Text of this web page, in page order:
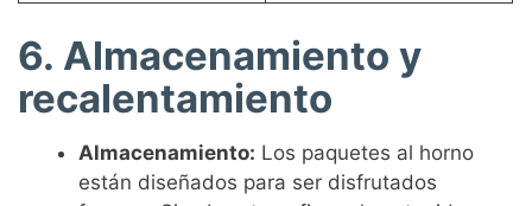
6. Almacenamiento y
recalentamiento
Almacenamiento: Los paquetes al horno
están diseñados para ser disfrutados